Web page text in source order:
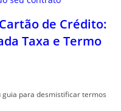
de Crédito:
Taxa e Termo
para desmistificar termos